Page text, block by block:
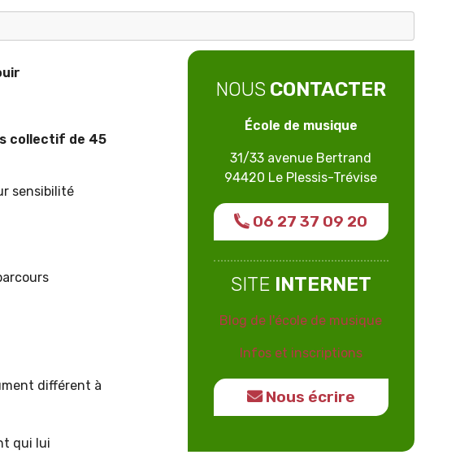
collectif de 45
sensibilité
différent à
qui lui
NOUS CONTACTER
École de musique
31/33 avenue Bertrand
94420 Le Plessis-Trévise
06 27 37 09 20
SITE INTERNET
Blog de l'école de musique
Infos et inscriptions
Nous écrire